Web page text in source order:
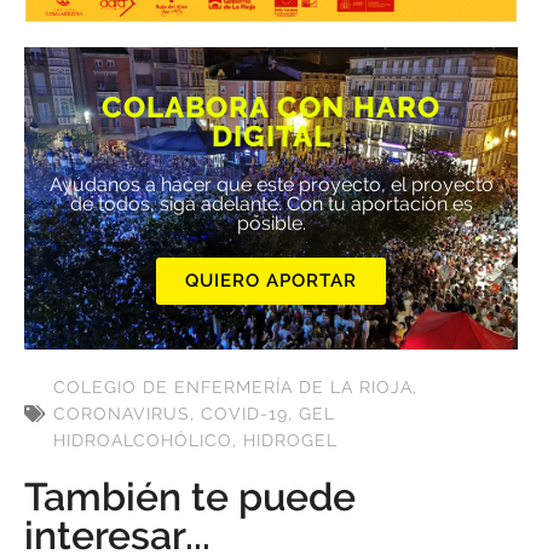
COLABORA CON HARO
DIGITAL
Ayúdanos a hacer que este proyecto, el proyecto
de todos, siga adelante. Con tu aportación es
posible.
QUIERO APORTAR
COLEGIO DE ENFERMERÍA DE LA RIOJA,
CORONAVIRUS, COVID-19, GEL
HIDROALCOHÓLICO, HIDROGEL
También te puede
interesar...